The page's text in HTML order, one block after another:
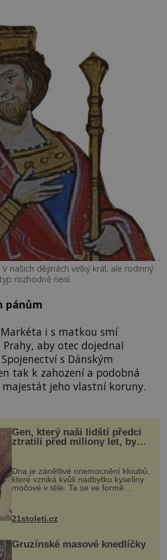
našich dějinách velký král, ale rodinný
typ rozhodně není.
pánům
Markéta i s matkou smí
aby otec dojednal
s Dánským
tak k zahození a podobná
majestát jeho vlastní koruny.
Gen, který naši lidští předci
ztratili před miliony let, by
mohl pomoci s léčbou
„nemoci králů“
Dna je zánětlivé onemocnění kloubů,
které vzniká kvůli nadbytku kyseliny
močové v těle. Ta se ve formě
nohou, a způsobuje bole...
21stoleti.cz
Gruzínské masové knedlíčky